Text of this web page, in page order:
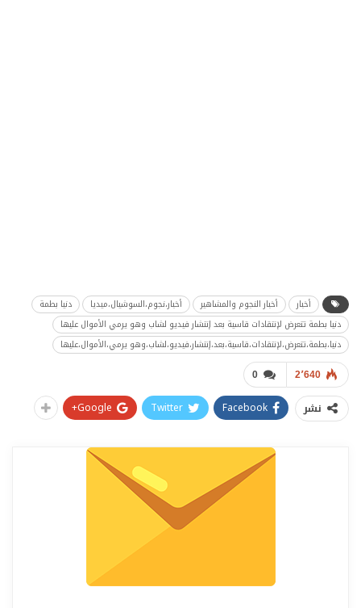
أخبار أخبار النجوم والمشاهير أخبار،نجوم،السوشيال،ميديا
دنيا بطمة
دنيا بطمة تتعرض لإنتقادات قاسية بعد إنتشار فيديو لشاب وهو يرمي الأموال عليها
دنيا،بطمة،تتعرض،لإنتقادات،قاسية،بعد،إنتشار،فيديو،لشاب،وهو يرمي،الأموال،عليها
0 2٬640
نشر Facebook
Twitter
Google+